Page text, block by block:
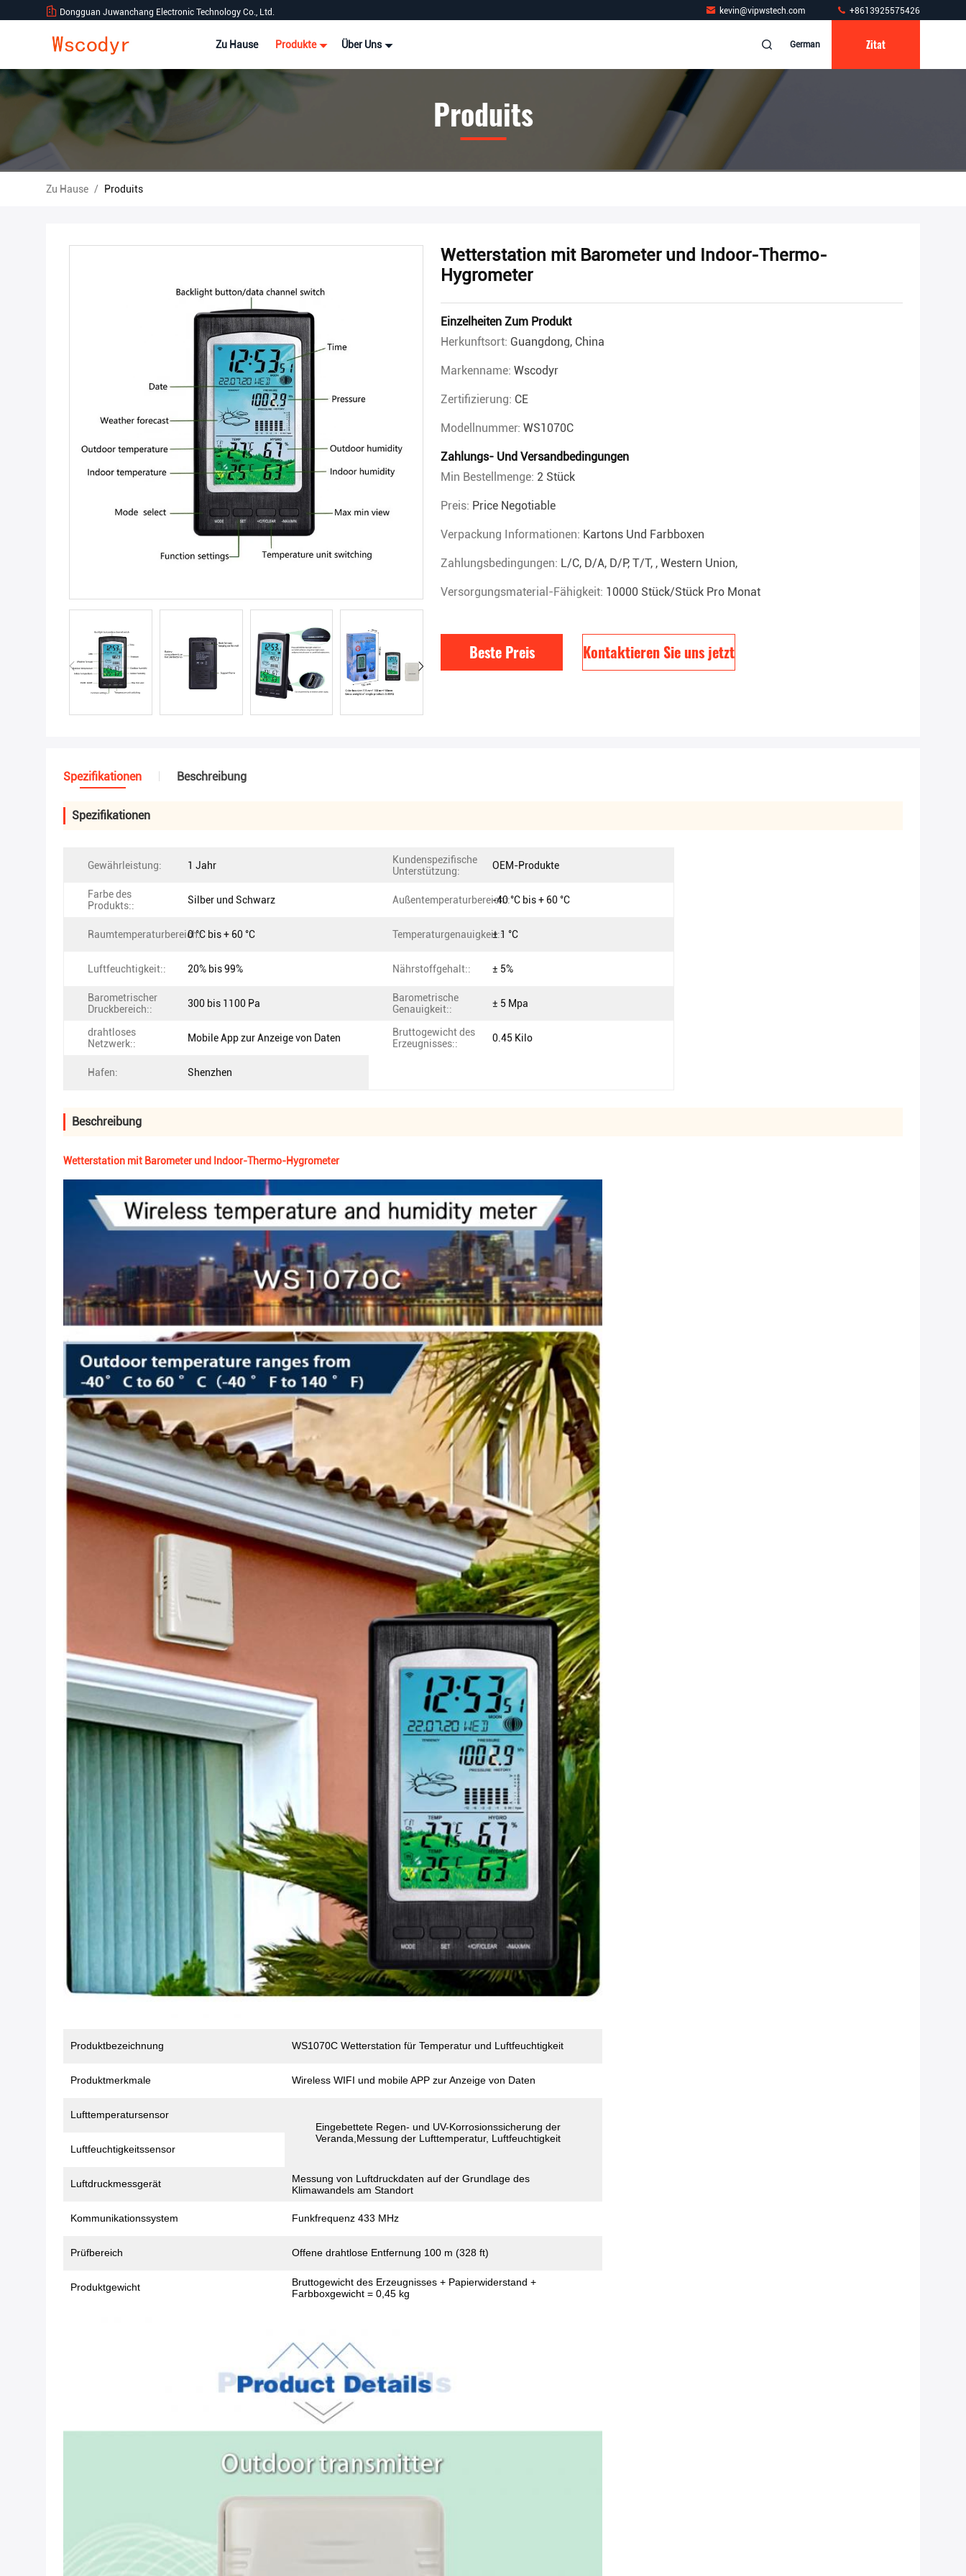
Dongguan Juwanchang Electronic Technology Co., Ltd. kevin@vipwstech.com +8613925575426
Zu Hause Produkte Über Uns German Zitat
Produits
Zu Hause / Produits
Wetterstation mit Barometer und Indoor-Thermo-
Hygrometer
Einzelheiten Zum Produkt
Herkunftsort: Guangdong, China
Markenname: Wscodyr
Zertifizierung: CE
Modellnummer: WS1070C
Zahlungs- Und Versandbedingungen
Min Bestellmenge: 2 Stück
Preis: Price Negotiable
Verpackung Informationen: Kartons Und Farbboxen
Zahlungsbedingungen: L/C, D/A, D/P, T/T, , Western Union,
Versorgungsmaterial-Fähigkeit: 10000 Stück/Stück Pro Monat
Beste Preis Kontaktieren Sie uns jetzt
Spezifikationen Beschreibung
Spezifikationen
Gewährleistung: 1 Jahr
Kundenspezifische
Unterstützung:
OEM-Produkte
Farbe des
Produkts::
Silber und Schwarz Außentemperaturbereich::-40 °C bis + 60 °C
Raumtemperaturbereich::0 °C bis + 60 °C Temperaturgenauigkeit::± 1 °C
Luftfeuchtigkeit:: 20% bis 99% Nährstoffgehalt:: ± 5%
Barometrischer
Druckbereich::
300 bis 1100 Pa
Barometrische
Genauigkeit::
± 5 Mpa
drahtloses
Netzwerk::
Mobile App zur Anzeige von Daten
Bruttogewicht des
Erzeugnisses::
0.45 Kilo
Hafen: Shenzhen
Beschreibung
Wetterstation mit Barometer und Indoor-Thermo-Hygrometer
Produktbezeichnung WS1070C Wetterstation für Temperatur und Luftfeuchtigkeit
Produktmerkmale Wireless WIFI und mobile APP zur Anzeige von Daten
Lufttemperatursensor
Eingebettete Regen- und UV-Korrosionssicherung der
Veranda,Messung der Lufttemperatur, Luftfeuchtigkeit
Luftfeuchtigkeitssensor
Luftdruckmessgerät
Messung von Luftdruckdaten auf der Grundlage des
Klimawandels am Standort
Kommunikationssystem Funkfrequenz 433 MHz
Prüfbereich Offene drahtlose Entfernung 100 m (328 ft)
Produktgewicht
Bruttogewicht des Erzeugnisses + Papierwiderstand +
Farbboxgewicht = 0,45 kg